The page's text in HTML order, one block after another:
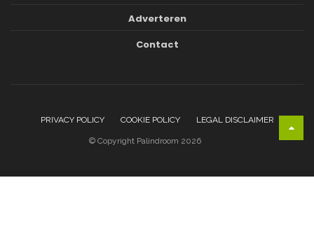
Adverteren
Contact
PRIVACY POLICY COOKIE POLICY LEGAL DISCLAIMER
© Copyright Palindroom 2026